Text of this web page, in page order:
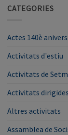
CATEGORIES
Actes 140è
Activitats d'estiu
Activitats de
Activitats dirigides
Altres activitats
Assamblea de